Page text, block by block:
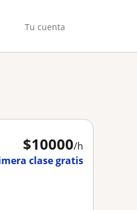
Tu cuenta
$10000/h
clase gratis